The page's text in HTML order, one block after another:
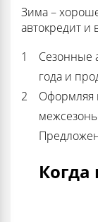
Зима –
автокредит и
Сезонные
года и
Оформляя